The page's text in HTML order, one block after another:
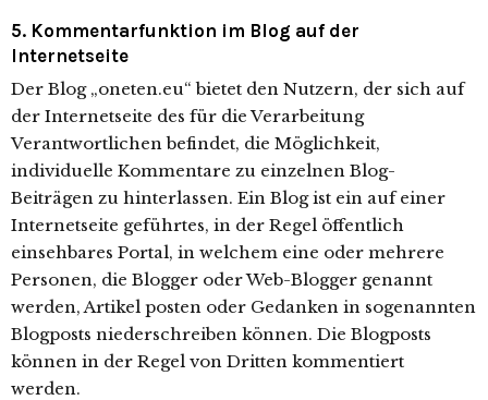
5. Kommentarfunktion im Blog auf der
Internetseite
Der Blog „oneten.eu“ bietet den Nutzern, der sich auf
der Internetseite des für die Verarbeitung
Verantwortlichen befindet, die Möglichkeit,
individuelle Kommentare zu einzelnen Blog-
Beiträgen zu hinterlassen. Ein Blog ist ein auf einer
Internetseite geführtes, in der Regel öffentlich
einsehbares Portal, in welchem eine oder mehrere
Personen, die Blogger oder Web-Blogger genannt
werden, Artikel posten oder Gedanken in sogenannten
Blogposts niederschreiben können. Die Blogposts
können in der Regel von Dritten kommentiert
werden.